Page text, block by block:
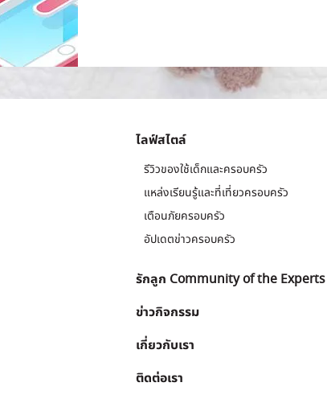
ไลฟ์สไตล์
รีวิวของใช้เด็กและครอบครัว
แหล่งเรียนรู้และที่เที่ยวครอบครัว
เตือนภัยครอบครัว
อัปเดตข่าวครอบครัว
รักลูก Community of the Experts
ข่าวกิจกรรม
เกี่ยวกับเรา
ติดต่อเรา